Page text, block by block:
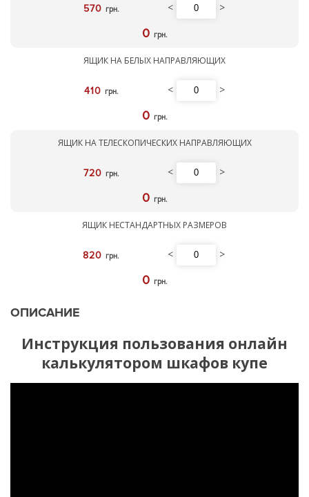
570 грн. < >
0 грн.
ЯЩИК НА БЕЛЫХ НАПРАВЛЯЮЩИХ
410 грн. < >
0 грн.
ЯЩИК НА ТЕЛЕСКОПИЧЕСКИХ НАПРАВЛЯЮЩИХ
720 грн. < >
0 грн.
ЯЩИК НЕСТАНДАРТНЫХ РАЗМЕРОВ
820 грн. < >
0 грн.
ОПИСАНИЕ
Инструкция пользования онлайн
калькулятором шкафов купе